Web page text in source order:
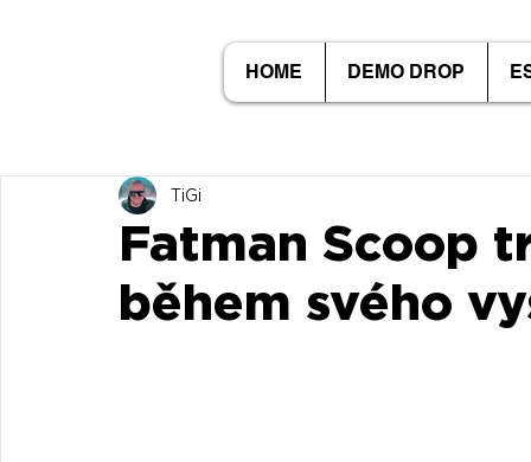
HOME DEMO DROP
Fatman Scoop
během svého
TiGi